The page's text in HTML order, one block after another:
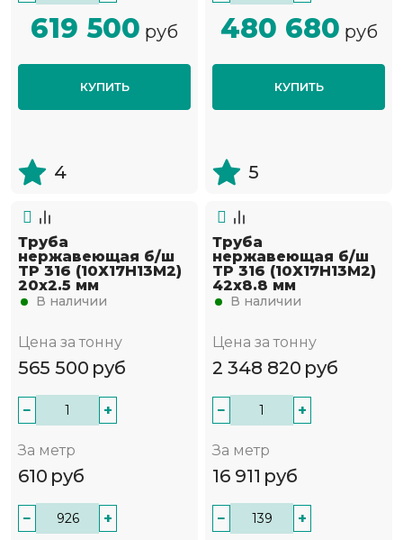
619 500 руб
КУПИТЬ
4
480 680 руб
КУПИТЬ
5
Труба
нержавеющая б/ш
TP 316 (10Х17Н13М2)
20х2.5 мм
В наличии
Цена за тонну
565 500 руб
− +
За метр
610 руб
− +
Труба
нержавеющая б/ш
TP 316 (10Х17Н13М2)
42х8.8 мм
В наличии
Цена за тонну
2 348 820 руб
− +
За метр
16 911 руб
− +